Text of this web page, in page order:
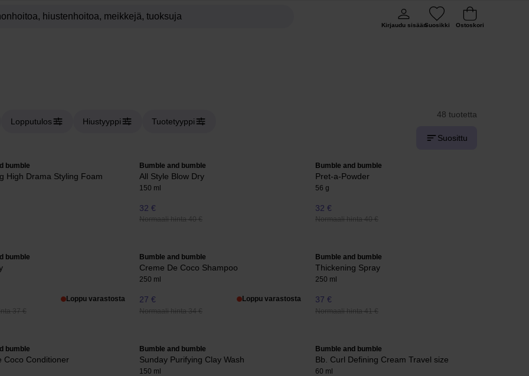
Kirjaudu sisäänSuosikki Ostoskori
Lopputulos Hiustyyppi Tuotetyyppi
48 tuotetta
Suosittu
bumble
High Drama Styling Foam
Bumble and bumble
All Style Blow Dry
150 ml
32 €
Normaali hinta 40 €
Bumble and bumble
Pret-a-Powder
56 g
32 €
Normaali hinta 40 €
bumble
37 €
Loppu varastosta
Bumble and bumble
Creme De Coco Shampoo
250 ml
27 €
Normaali hinta 34 €
Loppu varastosta
Bumble and bumble
Thickening Spray
250 ml
37 €
Normaali hinta 41 €
bumble
Coco Conditioner
Bumble and bumble
Sunday Purifying Clay Wash
150 ml
Bumble and bumble
Bb. Curl Defining Cream Travel size
60 ml